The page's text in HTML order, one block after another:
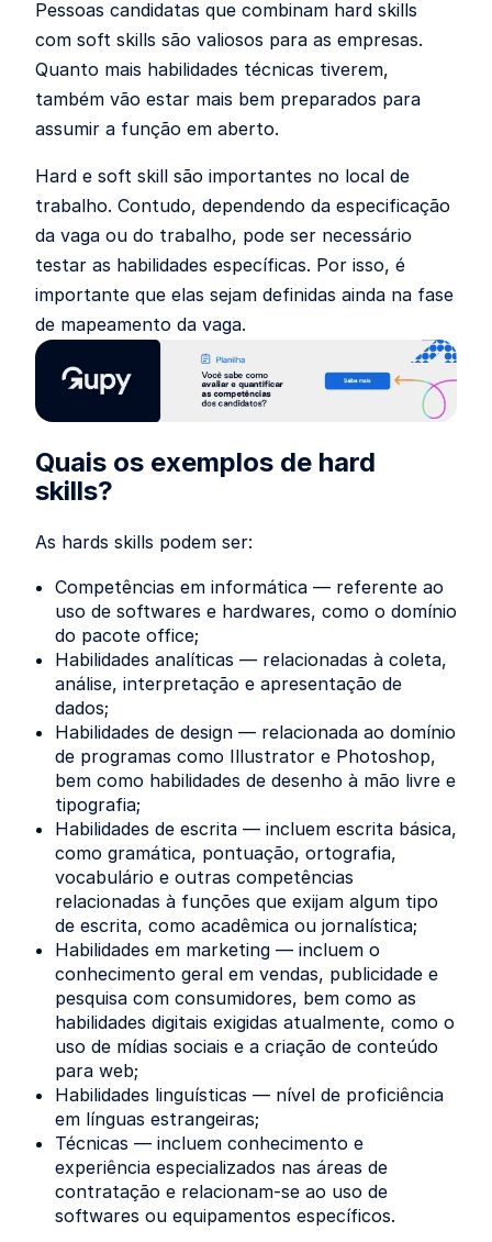
Pessoas candidatas que combinam hard skills
com soft skills são valiosos para as empresas.
Quanto mais habilidades técnicas tiverem,
também vão estar mais bem preparados para
assumir a função em aberto.
Hard e soft skill são importantes no local de
trabalho. Contudo, dependendo da especificação
da vaga ou do trabalho, pode ser necessário
testar as habilidades específicas. Por isso, é
importante que elas sejam definidas ainda na fase
de mapeamento da vaga.
Quais os exemplos de hard
skills?
As hards skills podem ser:
Competências em informática — referente ao
uso de softwares e hardwares, como o domínio
do pacote office;
Habilidades analíticas — relacionadas à coleta,
análise, interpretação e apresentação de
dados;
Habilidades de design — relacionada ao domínio
de programas como Illustrator e Photoshop,
bem como habilidades de desenho à mão livre e
tipografia;
Habilidades de escrita — incluem escrita básica,
como gramática, pontuação, ortografia,
vocabulário e outras competências
relacionadas à funções que exijam algum tipo
de escrita, como acadêmica ou jornalística;
Habilidades em marketing — incluem o
conhecimento geral em vendas, publicidade e
pesquisa com consumidores, bem como as
habilidades digitais exigidas atualmente, como o
uso de mídias sociais e a criação de conteúdo
para web;
Habilidades linguísticas — nível de proficiência
em línguas estrangeiras;
Técnicas — incluem conhecimento e
experiência especializados nas áreas de
contratação e relacionam-se ao uso de
softwares ou equipamentos específicos.